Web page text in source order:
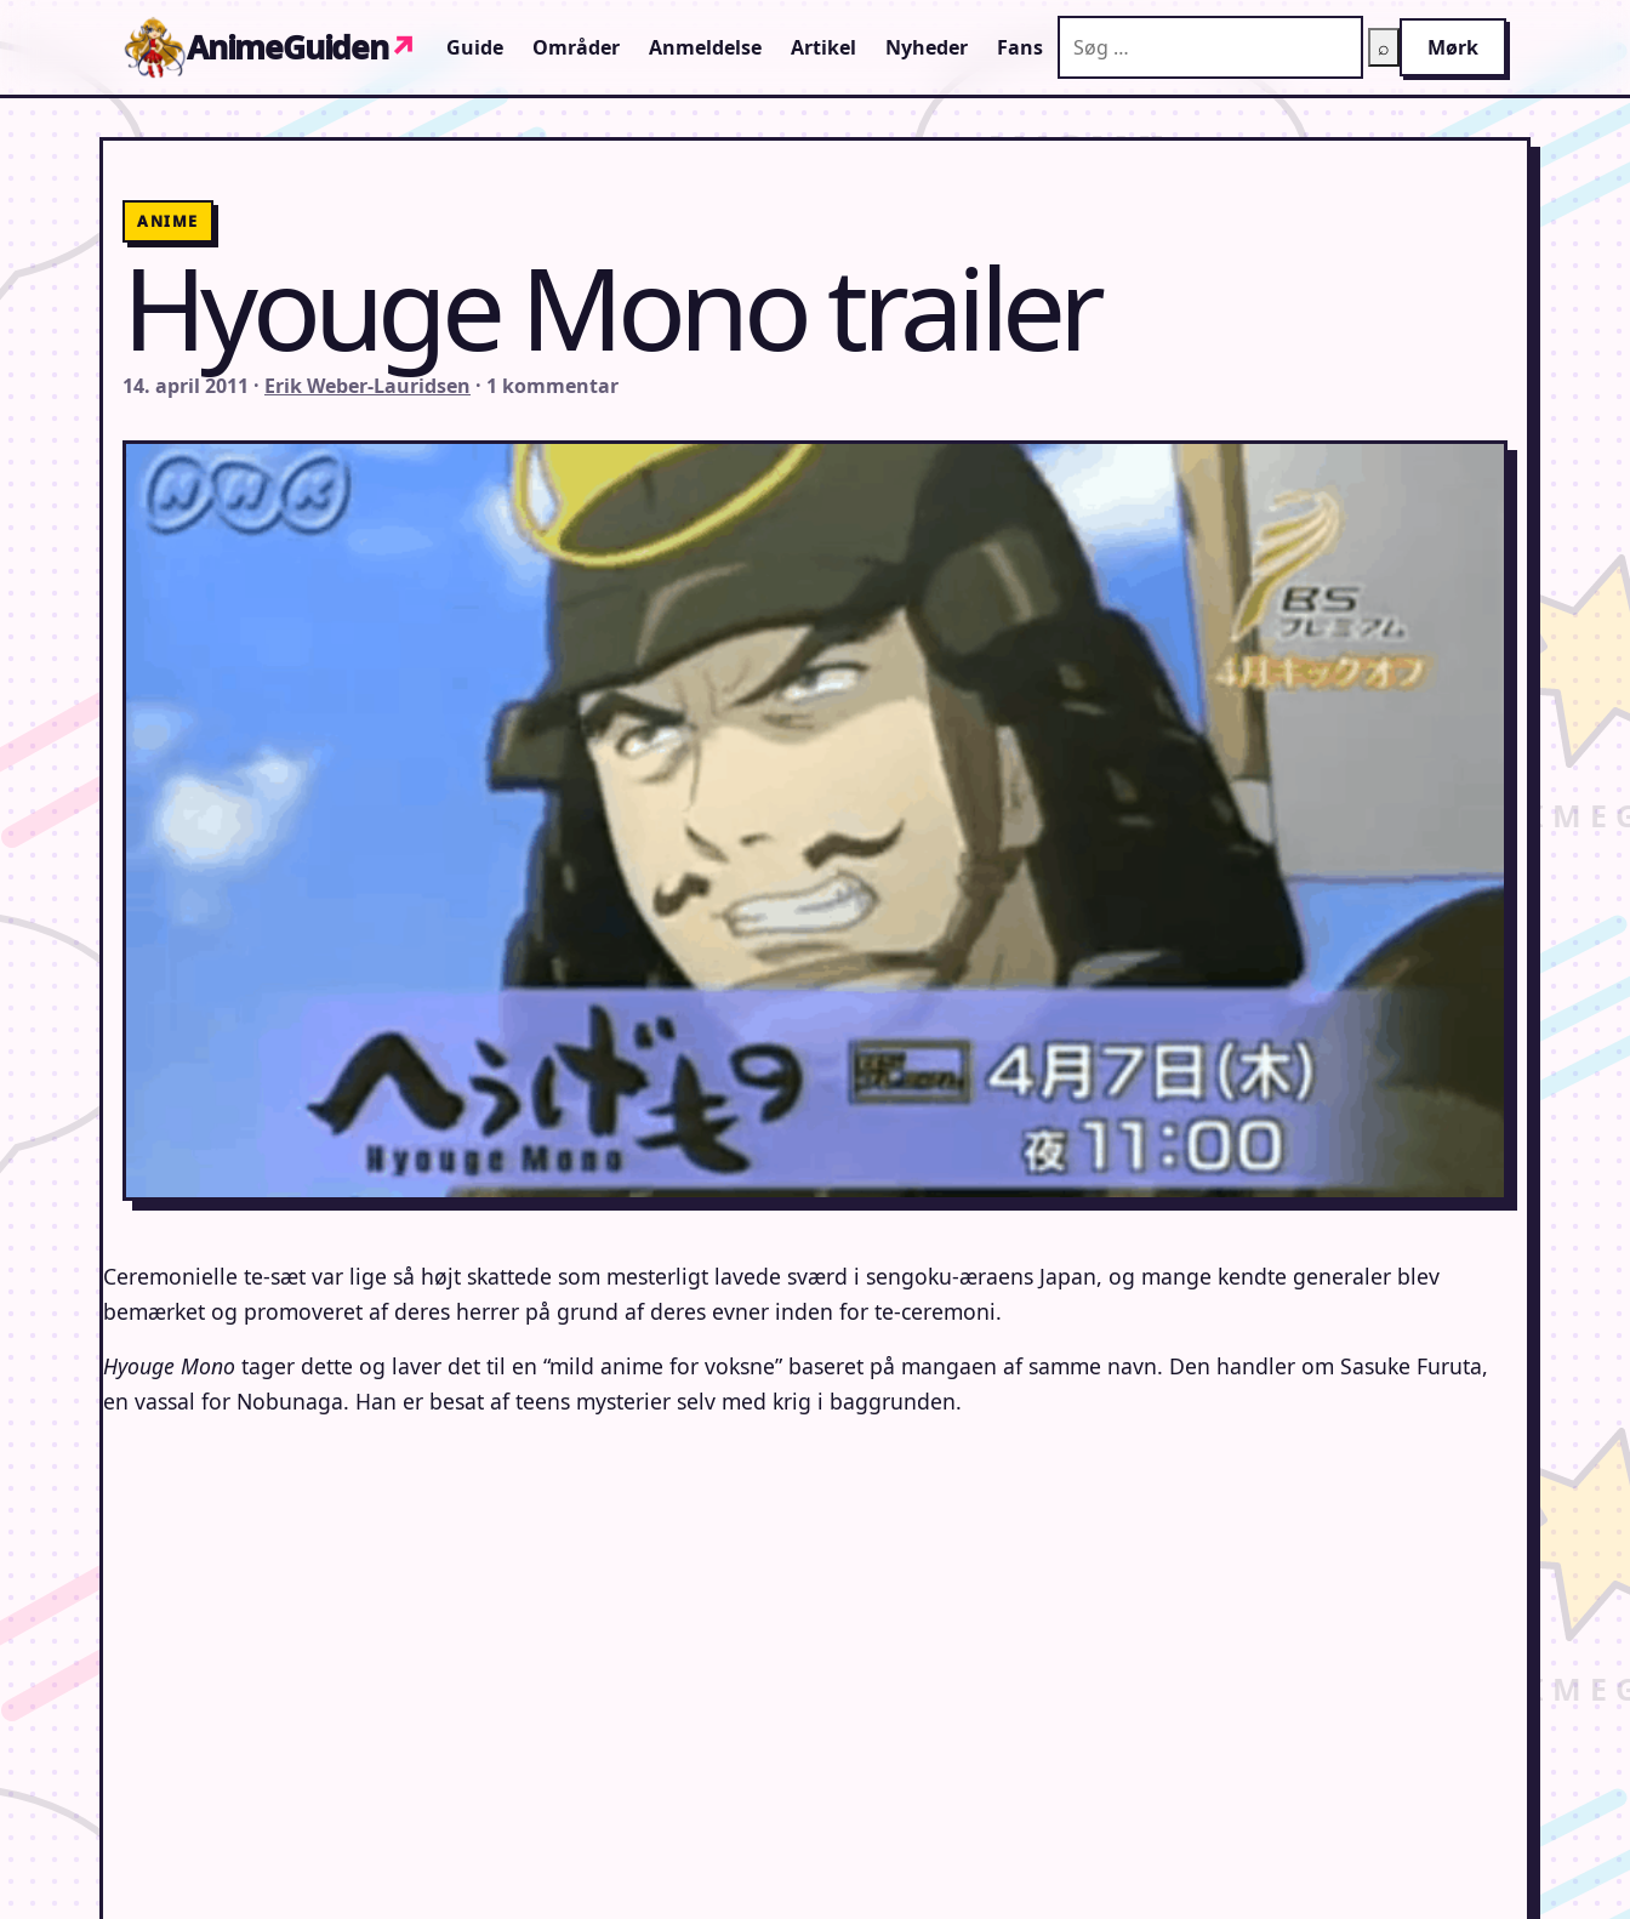
AnimeGuiden↗ Guide Områder Anmeldelse Artikel Nyheder Fans ⌕ Mørk
ANIME
Hyouge Mono trailer
14. april 2011 · Erik Weber-Lauridsen · 1 kommentar
Ceremonielle te-sæt var lige så højt skattede som mesterligt lavede sværd i sengoku-æraens Japan, og mange kendte generaler blev
bemærket og promoveret af deres herrer på grund af deres evner inden for te-ceremoni.
Hyouge Mono tager dette og laver det til en “mild anime for voksne” baseret på mangaen af samme navn. Den handler om Sasuke Furuta,
en vassal for Nobunaga. Han er besat af teens mysterier selv med krig i baggrunden.